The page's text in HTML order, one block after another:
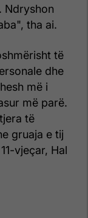
Ndryshon
tha ai.
të
dhe
më i
më parë.
të
gruaja e tij
vjeçar, Hal